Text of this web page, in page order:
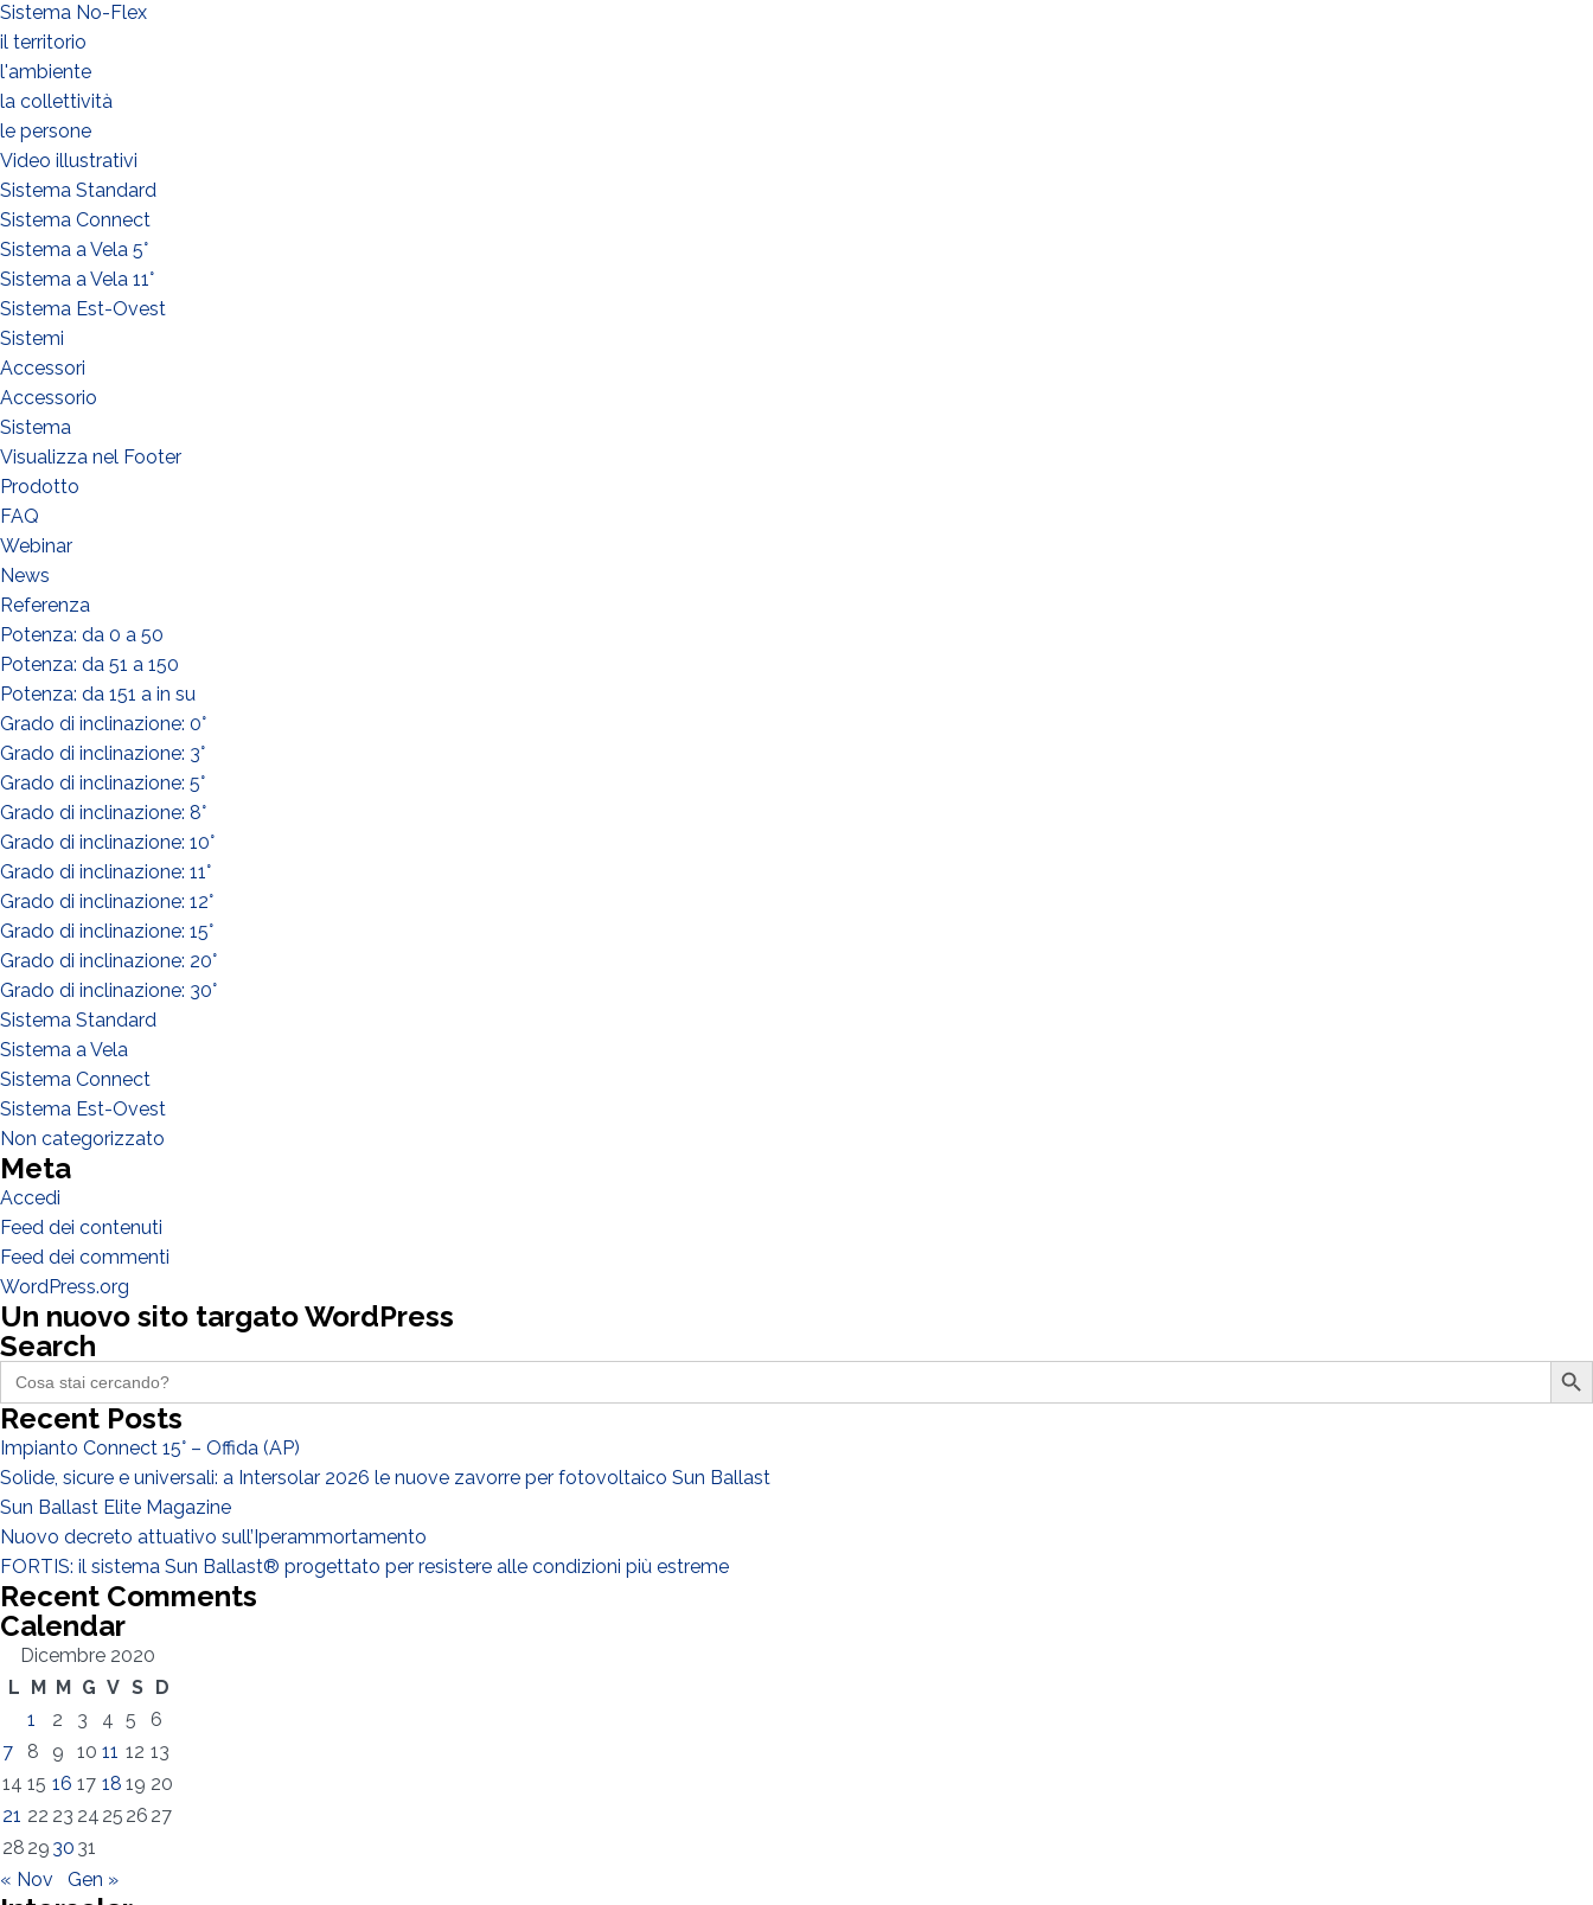
Sistema No-Flex
il territorio
l'ambiente
la collettività
le persone
Video illustrativi
Sistema Standard
Sistema Connect
Sistema a Vela 5°
Sistema a Vela 11°
Sistema Est-Ovest
Sistemi
Accessori
Accessorio
Sistema
Visualizza nel Footer
Prodotto
FAQ
Webinar
News
Referenza
Potenza: da 0 a 50
Potenza: da 51 a 150
Potenza: da 151 a in su
Grado di inclinazione: 0°
Grado di inclinazione: 3°
Grado di inclinazione: 5°
Grado di inclinazione: 8°
Grado di inclinazione: 10°
Grado di inclinazione: 11°
Grado di inclinazione: 12°
Grado di inclinazione: 15°
Grado di inclinazione: 20°
Grado di inclinazione: 30°
Sistema Standard
Sistema a Vela
Sistema Connect
Sistema Est-Ovest
Non categorizzato
Meta
Accedi
Feed dei contenuti
Feed dei commenti
WordPress.org
Un nuovo sito targato WordPress
Search
Search
for:
Search Button
Recent Posts
Impianto Connect 15° – Offida (AP)
Solide, sicure e universali: a Intersolar 2026 le nuove zavorre per fotovoltaico Sun Ballast
Sun Ballast Elite Magazine
Nuovo decreto attuativo sull’Iperammortamento
FORTIS: il sistema Sun Ballast® progettato per resistere alle condizioni più estreme
Recent Comments
Calendar
Dicembre 2020
L M M G V S
D
1
2 3 4 5
6
7
8 9 10 11 12 13
14 15 16 17 18 19 20
21 22 23 24 25 26 27
28 29 30 31
« Nov
Gen »